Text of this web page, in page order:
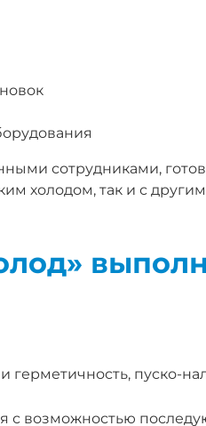
сотрудниками,
холодом, так и с
пуско-
с возможностью